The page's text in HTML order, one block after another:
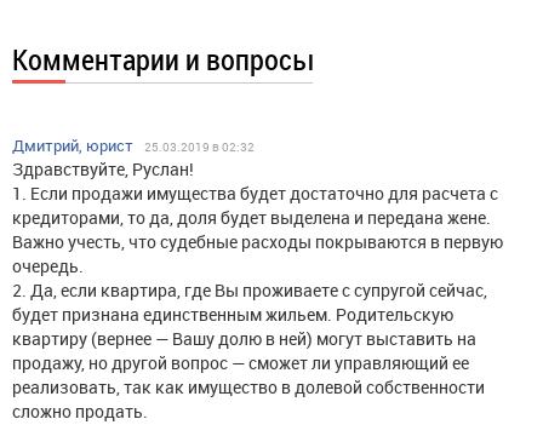
Комментарии и вопросы
Дмитрий, юрист 25.03.2019 в 02:32
Здравствуйте, Руслан!
1. Если продажи имущества будет достаточно для расчета с
кредиторами, то да, доля будет выделена и передана жене.
Важно учесть, что судебные расходы покрываются в первую
очередь.
2. Да, если квартира, где Вы проживаете с супругой сейчас,
будет признана единственным жильем. Родительскую
квартиру (вернее — Вашу долю в ней) могут выставить на
продажу, но другой вопрос — сможет ли управляющий ее
реализовать, так как имущество в долевой собственности
сложно продать.